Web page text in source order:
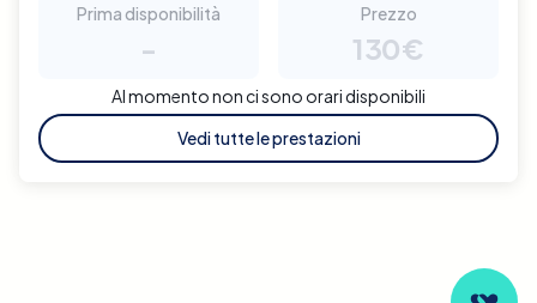
Prima disponibilità
-
Prezzo
130€
Al momento non ci sono orari disponibili
Vedi tutte le prestazioni